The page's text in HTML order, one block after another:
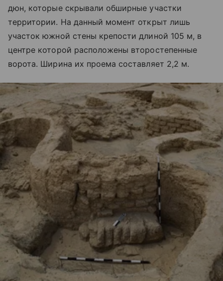
дюн, которые скрывали обширные участки
территории. На данный момент открыт лишь
участок южной стены крепости длиной 105 м, в
центре которой расположены второстепенные
ворота. Ширина их проема составляет 2,2 м.